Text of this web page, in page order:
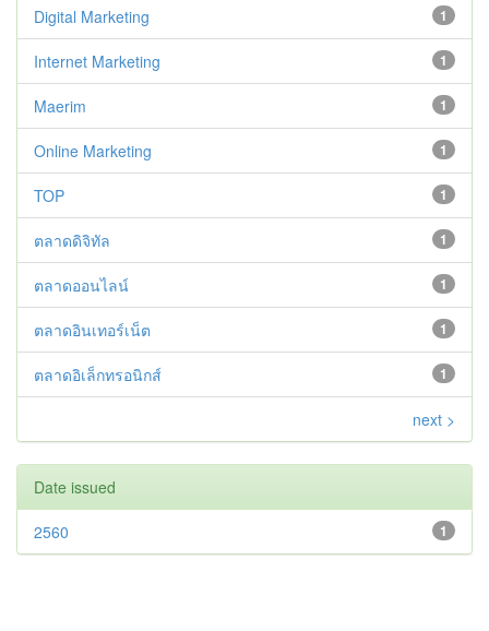
1
Digital Marketing
1
Internet Marketing
1
Maerim
1
Online Marketing
1
TOP
1
ตลาดดิจิทัล
1
ตลาดออนไลน์
1
ตลาดอินเทอร์เน็ต
1
ตลาดอิเล็กทรอนิกส์
next >
Date issued
1
2560